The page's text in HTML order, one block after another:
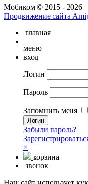
Мобиком © 2015 - 2026
Продвижение сайта
главная
меню
вход
Логин
Пароль
Запомнить меня
Забыли пароль?
×
корзина
звонок